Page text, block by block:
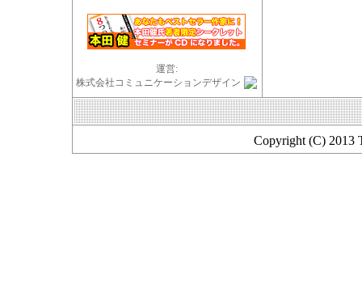
運営:
株式会社コミュニケーションデザイン
Copyright (C) 2013